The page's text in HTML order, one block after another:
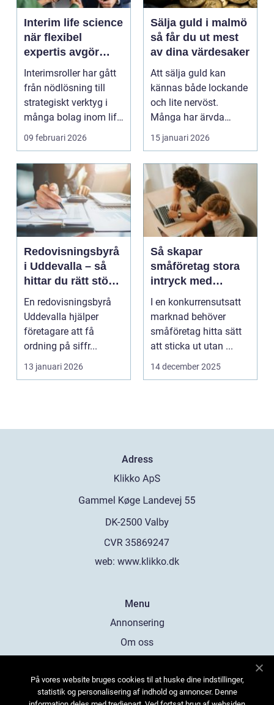
Interim life science
när flexibel
expertis avgör
takten
Interimsroller har gått
från nödlösning till
strategiskt verktyg i
många bolag inom life
science. Nä...
09 februari 2026
Sälja guld i malmö
så får du ut mest
av dina värdesaker
Att sälja guld kan
kännas både lockande
och lite nervöst.
Många har ärvda
smycken, gamla
släktklenod...
15 januari 2026
Redovisningsbyrå
i Uddevalla – så
hittar du rätt stöd
för företagets
ekonomi
En redovisningsbyrå
Uddevalla hjälper
företagare att få
ordning på siffr...
13 januari 2026
Så skapar
småföretag stora
intryck med
kreativ
marknadsföring
I en konkurrensutsatt
marknad behöver
småföretag hitta sätt
att sticka ut utan ...
14 december 2025
Adress
web: www.klikko.dk
Menu
Annonsering
Om oss
Kontakta oss
Sitemap
På vores website bruges cookies til at huske dine indstillinger,
statistik og personalisering af indhold og annoncer. Denne